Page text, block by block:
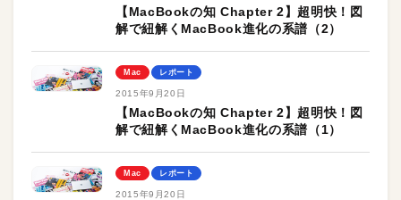
【MacBookの知 Chapter 2】超明快！図
解で紐解くMacBook進化の系譜（2）
Mac レポート
2015年9月20日
【MacBookの知 Chapter 2】超明快！図
解で紐解くMacBook進化の系譜（1）
Mac レポート
2015年9月20日